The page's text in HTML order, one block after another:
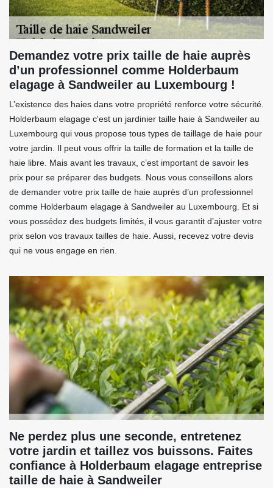
Demandez votre prix taille de haie auprès
d’un professionnel comme Holderbaum
elagage à Sandweiler au Luxembourg !
L’existence des haies dans votre propriété renforce votre sécurité.
Holderbaum elagage c'est un jardinier taille haie à Sandweiler au
Luxembourg qui vous propose tous types de taillage de haie pour
votre jardin. Il peut vous offrir la taille de formation et la taille de
haie libre. Mais avant les travaux, c’est important de savoir les
prix pour se préparer des budgets. Nous vous conseillons alors
de demander votre prix taille de haie auprès d’un professionnel
comme Holderbaum elagage à Sandweiler au Luxembourg. Et si
vous possédez des budgets limités, il vous garantit d’ajuster votre
prix selon vos travaux tailles de haie. Aussi, recevez votre devis
qui ne vous engage en rien.
Ne perdez plus une seconde, entretenez
votre jardin et taillez vos buissons. Faites
confiance à Holderbaum elagage entreprise
taille de haie à Sandweiler